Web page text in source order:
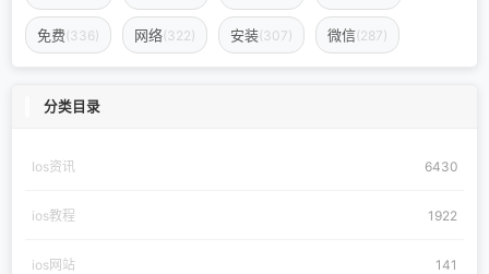
免费(336) 网络(322) 安装(307) 微信(287)
分类目录
Ios资讯 6430
ios教程 1922
ios网站 141